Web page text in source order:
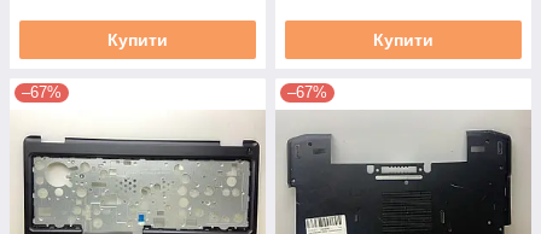
Купити Купити
–67% –67%